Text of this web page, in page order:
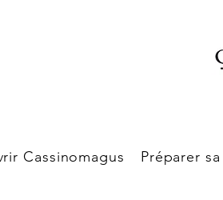
Cassinomagus Préparer